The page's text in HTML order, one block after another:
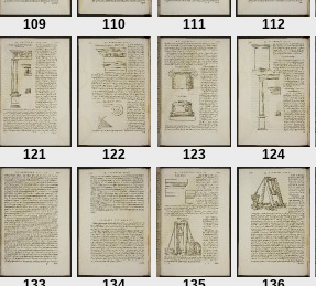
109 110 111 112
121 122 123 124